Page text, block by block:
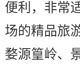
便利，非常
场的精品旅
婺源篁岭、